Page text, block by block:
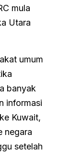
mula
Utara
umum
banyak
informasi
Kuwait,
negara
setelah